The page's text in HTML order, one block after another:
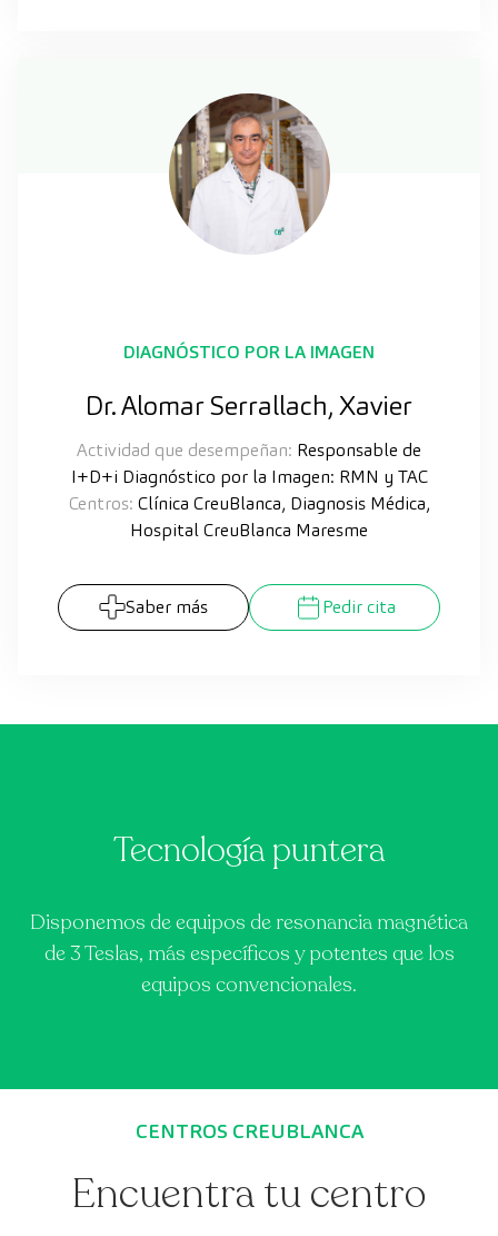
DIAGNÓSTICO POR LA IMAGEN
Dr. Alomar Serrallach, Xavier
Actividad que desempeñan: Responsable de
I+D+i Diagnóstico por la Imagen: RMN y TAC
Centros: Clínica CreuBlanca, Diagnosis Médica,
Hospital CreuBlanca Maresme
Saber más Pedir cita
Tecnología puntera
Disponemos de equipos de resonancia magnética
de 3 Teslas, más específicos y potentes que los
equipos convencionales.
CENTROS CREUBLANCA
Encuentra tu centro